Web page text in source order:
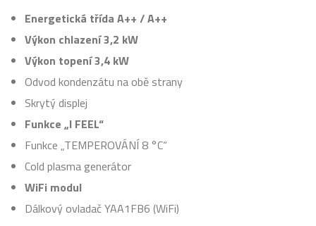
Energetická třída A++ / A++
Výkon chlazení 3,2 kW
Výkon topení 3,4 kW
Odvod kondenzátu na obě strany
Skrytý displej
Funkce „I FEEL“
Funkce „TEMPEROVÁNÍ 8 °C“
Cold plasma generátor
WiFi modul
Dálkový ovladač YAA1FB6 (WiFi)